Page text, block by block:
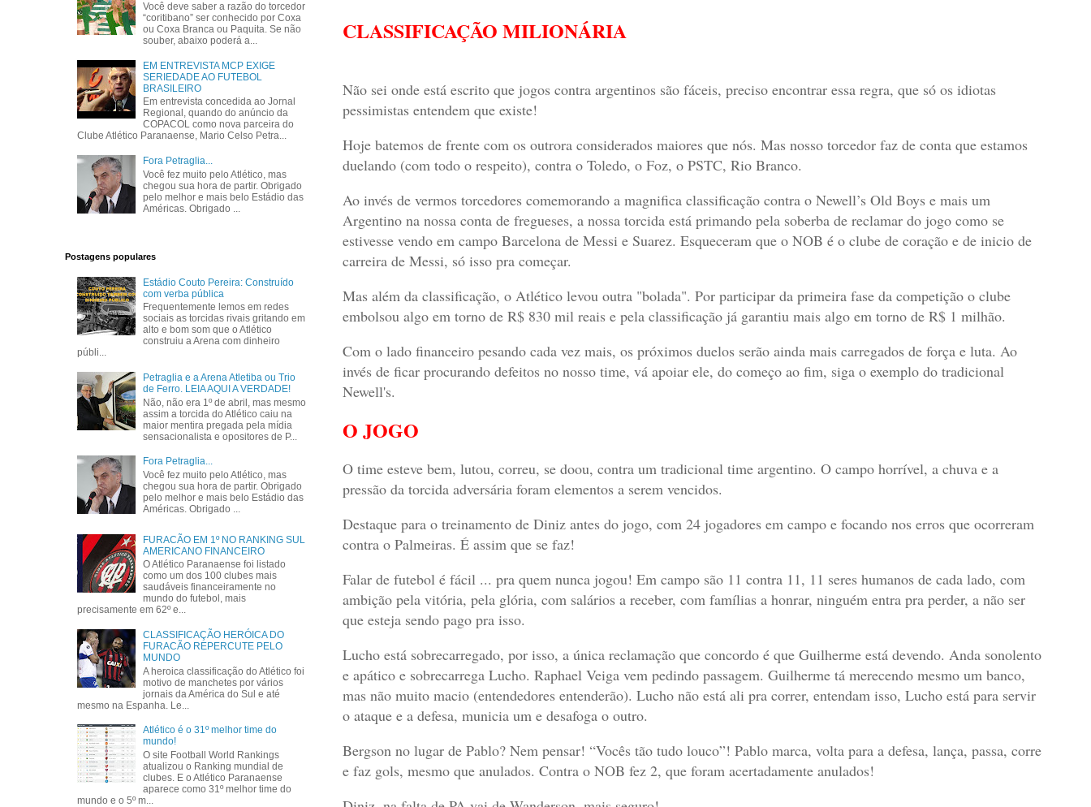
CLASSIFICAÇÃO MILIONÁRIA
Não sei onde está escrito que jogos contra argentinos são fáceis, preciso encontrar essa regra, que só os idiotas
pessimistas entendem que existe!
Hoje batemos de frente com os outrora considerados maiores que nós. Mas nosso torcedor faz de conta que estamos
duelando (com todo o respeito), contra o Toledo, o Foz, o PSTC, Rio Branco.
Ao invés de vermos torcedores comemorando a magnifica classificação contra o Newell’s Old Boys e mais um
Argentino na nossa conta de fregueses, a nossa torcida está primando pela soberba de reclamar do jogo como se
estivesse vendo em campo Barcelona de Messi e Suarez. Esqueceram que o NOB é o clube de coração e de inicio de
carreira de Messi, só isso pra começar.
Mas além da classificação, o Atlético levou outra "bolada". Por participar da primeira fase da competição o clube
embolsou algo em torno de R$ 830 mil reais e pela classificação já garantiu mais algo em torno de R$ 1 milhão.
Com o lado financeiro pesando cada vez mais, os próximos duelos serão ainda mais carregados de força e luta. Ao
invés de ficar procurando defeitos no nosso time, vá apoiar ele, do começo ao fim, siga o exemplo do tradicional
Newell's.
O JOGO
O time esteve bem, lutou, correu, se doou, contra um tradicional time argentino. O campo horrível, a chuva e a
pressão da torcida adversária foram elementos a serem vencidos.
Destaque para o treinamento de Diniz antes do jogo, com 24 jogadores em campo e focando nos erros que ocorreram
contra o Palmeiras. É assim que se faz!
Falar de futebol é fácil ... pra quem nunca jogou! Em campo são 11 contra 11, 11 seres humanos de cada lado, com
ambição pela vitória, pela glória, com salários a receber, com famílias a honrar, ninguém entra pra perder, a não ser
que esteja sendo pago pra isso.
Lucho está sobrecarregado, por isso, a única reclamação que concordo é que Guilherme está devendo. Anda sonolento
e apático e sobrecarrega Lucho. Raphael Veiga vem pedindo passagem. Guilherme tá merecendo mesmo um banco,
mas não muito macio (entendedores entenderão). Lucho não está ali pra correr, entendam isso, Lucho está para servir
o ataque e a defesa, municia um e desafoga o outro.
Bergson no lugar de Pablo? Nem pensar! “Vocês tão tudo louco”! Pablo marca, volta para a defesa, lança, passa, corre
e faz gols, mesmo que anulados. Contra o NOB fez 2, que foram acertadamente anulados!
Você deve saber a razão do torcedor
“coritibano” ser conhecido por Coxa
ou Coxa Branca ou Paquita. Se não
souber, abaixo poderá a...
EM ENTREVISTA MCP EXIGE
SERIEDADE AO FUTEBOL
BRASILEIRO
Em entrevista concedida ao Jornal
Regional, quando do anúncio da
COPACOL como nova parceira do
Clube Atlético Paranaense, Mario Celso Petra...
Fora Petraglia...
Você fez muito pelo Atlético, mas
chegou sua hora de partir. Obrigado
pelo melhor e mais belo Estádio das
Américas. Obrigado ...
Postagens populares
Estádio Couto Pereira: Construído
com verba pública
Frequentemente lemos em redes
sociais as torcidas rivais gritando em
alto e bom som que o Atlético
construiu a Arena com dinheiro
públi...
Petraglia e a Arena Atletiba ou Trio
de Ferro. LEIA AQUI A VERDADE!
Não, não era 1º de abril, mas mesmo
assim a torcida do Atlético caiu na
maior mentira pregada pela mídia
sensacionalista e opositores de P...
Fora Petraglia...
Você fez muito pelo Atlético, mas
chegou sua hora de partir. Obrigado
pelo melhor e mais belo Estádio das
Américas. Obrigado ...
FURACÃO EM 1º NO RANKING SUL
AMERICANO FINANCEIRO
O Atlético Paranaense foi listado
como um dos 100 clubes mais
saudáveis financeiramente no
mundo do futebol, mais
precisamente em 62º e...
CLASSIFICAÇÃO HERÓICA DO
FURACÃO REPERCUTE PELO
MUNDO
A heroica classificação do Atlético foi
motivo de manchetes por vários
jornais da América do Sul e até
mesmo na Espanha. Le...
Atlético é o 31º melhor time do
mundo!
O site Football World Rankings
atualizou o Ranking mundial de
clubes. E o Atlético Paranaense
aparece como 31º melhor time do
mundo e o 5º m...